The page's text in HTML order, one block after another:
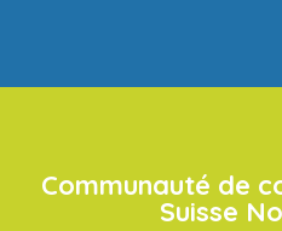
Communauté de
Suisse